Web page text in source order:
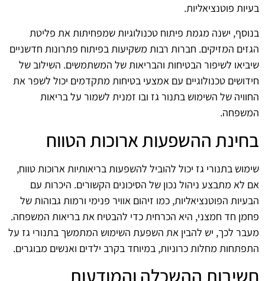
בעיות פוטנציאליות.
בנוסף, ישנה מגמת פיתוח טכנולוגיות שמפחיתות את פליטת
הגזים המזיקים. חברות רבות משקיעות בפיתוח פתרונות חדשניים
שיביאו לשיפור הבטיחות והבריאות של המשתמשים. השילוב של
חידושים טכנולוגיים עם אמצעי בטיחות מתקדמים יכול לשפר את
החוויה של השימוש בתנור גז ובו זמנית לשמור על בריאות
המשפחה.
בחינת ההשפעות ארוכות הטווח
שימוש בתנורי גז יכול להוביל להשפעות בריאותיות ארוכות טווח,
אם לא מתבצע ניהול נכון של הסיכונים הקשורים. היכרות עם
הבעיות הפוטנציאליות, כמו זיהום אוויר פנימי ורמות גבוהות של
פחמן חד חמצני, היא הכרחית כדי להבטיח את בריאות המשפחה.
מעבר לכך, יש להבין את השפעת השימוש המתמשך בתנורי גז על
התפתחות מחלות כרוניות, במיוחד בקרב ילדים ואנשים מבוגרים.
חשיבות ההשכלה והמודעות